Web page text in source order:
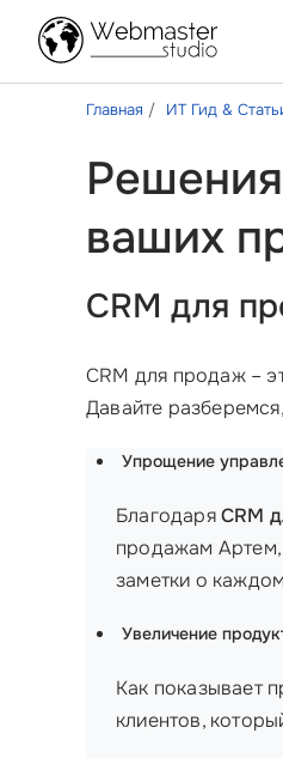
Главная ИТ Гид &
ваших
CRM для
CRM для продаж –
Давайте
Упрощение
БлагодаряCRM
продажам Артем,
заметки о
Увеличение
Как показывает
клиентов,